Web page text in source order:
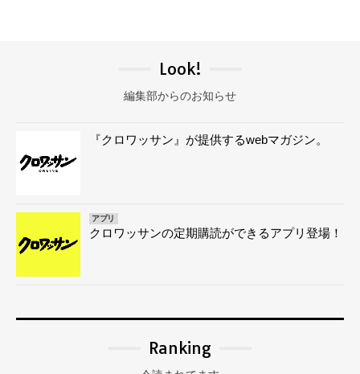
Look!
編集部からのお知らせ
『クロワッサン』が提供するwebマガジン。
アプリ
クロワッサンの定期購読ができるアプリ登場！
Ranking